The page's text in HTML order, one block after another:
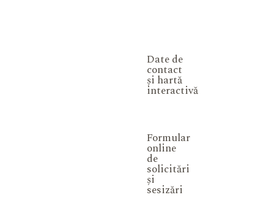
Date de
contact
și hartă
interactivă
Formular
online
de
solicitări
și
sesizări